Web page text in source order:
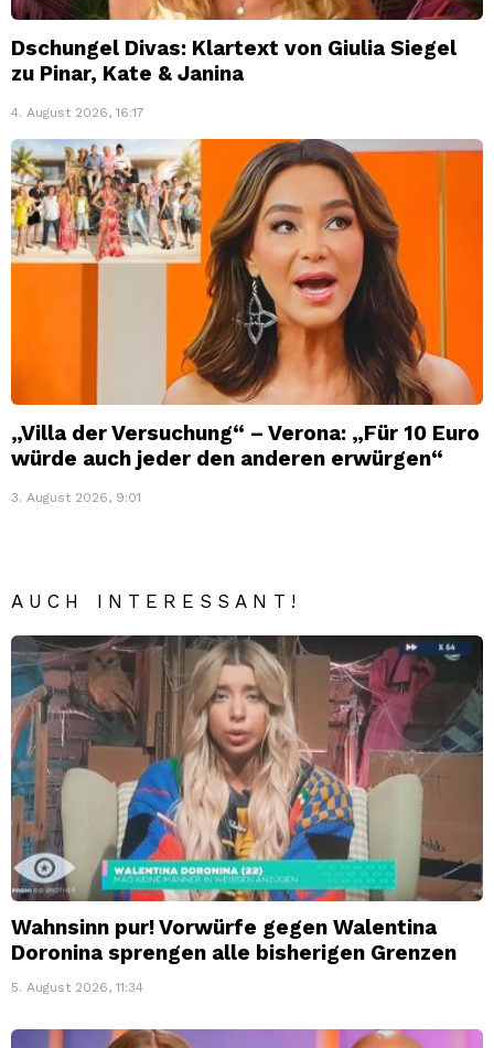
Dschungel Divas: Klartext von Giulia Siegel
zu Pinar, Kate & Janina
4. August 2026, 16:17
„Villa der Versuchung“ – Verona: „Für 10 Euro
würde auch jeder den anderen erwürgen“
3. August 2026, 9:01
AUCH INTERESSANT!
Wahnsinn pur! Vorwürfe gegen Walentina
Doronina sprengen alle bisherigen Grenzen
5. August 2026, 11:34